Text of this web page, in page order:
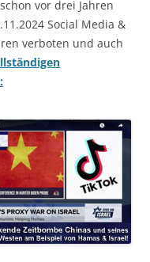
vor drei Jahren
Social Media &
verboten und auch